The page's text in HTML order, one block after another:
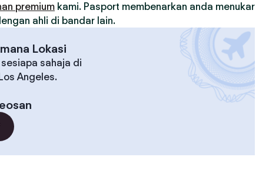
premium kami. Pasport membenarkan anda menukar
ahli di bandar lain.
Lokasi
sahaja di
Angeles.